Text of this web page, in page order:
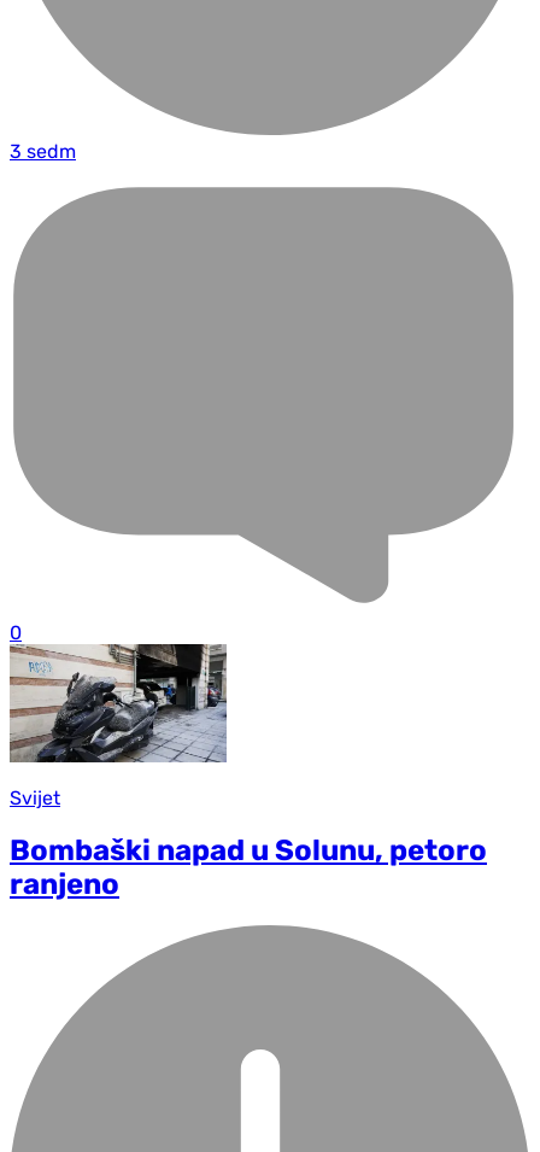
3 sedm
0
Svijet
Bombaški napad u Solunu, petoro
ranjeno